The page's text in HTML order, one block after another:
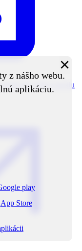
do vášho mobilu
z nášho webu.
aplikáciu.
×